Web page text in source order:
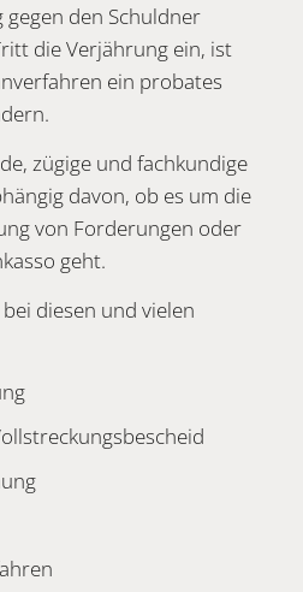
den Schuldner
die Verjährung ein, ist
ein probates
zügige und fachkundige
davon, ob es um die
von Forderungen oder
geht.
diesen und vielen